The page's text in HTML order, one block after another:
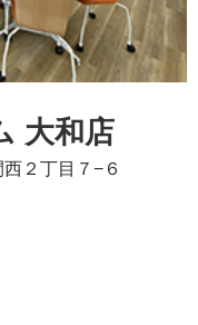
大和店
２丁目７−６